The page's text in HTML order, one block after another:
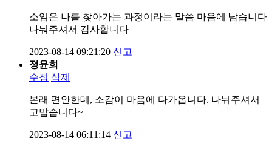
소임은 나를 찾아가는 과정이라는 말씀 마음에 남습니다
나눠주셔서 감사합니다
2023-08-14 09:21:20 신고
정윤희
수정 삭제
본래 편안한데, 소감이 마음에 다가옵니다. 나눠주셔서
고맙습니다~
2023-08-14 06:11:14 신고